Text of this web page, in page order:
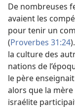
De nombreuses
avaient les
pour tenir un
(Proverbes 31:24
la culture des
nations de
le père
alors que la mère
israélite